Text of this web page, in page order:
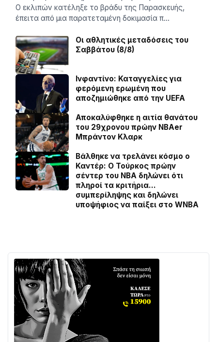
Ο εκλιπών κατέληξε το βράδυ της Παρασκευής,
έπειτα από μια παρατεταμένη δοκιμασία π…
Οι αθλητικές μεταδόσεις του
Σαββάτου (8/8)
Ινφαντίνο: Καταγγελίες για
φερόμενη ερωμένη που
αποζημιώθηκε από την UEFA
Αποκαλύφθηκε η αιτία θανάτου
του 29χρονου πρώην NBAer
Μπράντον Κλαρκ
Βάλθηκε να τρελάνει κόσμο ο
Καντέρ: Ο Τούρκος πρώην
σέντερ του NBA δηλώνει ότι
πληροί τα κριτήρια…
συμπερίληψης και δηλώνει
υποψήφιος να παίξει στο WNBA